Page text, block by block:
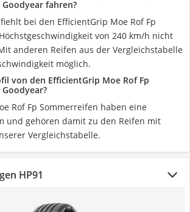
fahren?
bei den EfficientGrip Moe Rof Fp
von 240 km/h nicht
anderen Reifen aus der Vergleichstabelle
möglich.
von den EfficientGrip Moe Rof Fp
Rof Fp Sommerreifen haben eine
und gehören damit zu den Reifen mit
Vergleichstabelle.
HP91